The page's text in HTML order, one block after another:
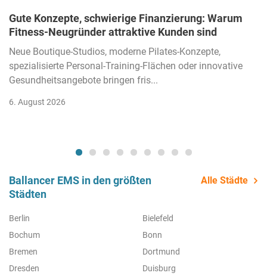
Gute Konzepte, schwierige Finanzierung: Warum
Fitness-Neugründer attraktive Kunden sind
Neue Boutique-Studios, moderne Pilates-Konzepte,
spezialisierte Personal-Training-Flächen oder innovative
Gesundheitsangebote bringen fris...
6. August 2026
Ballancer EMS in den größten
Städten
Alle Städte
Berlin
Bielefeld
Bochum
Bonn
Bremen
Dortmund
Dresden
Duisburg